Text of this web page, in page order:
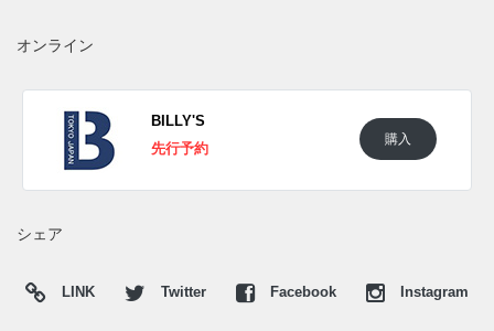
トロゴや、上質なレザーライニングが、その特別感を一層高
めている。
日本国内では2025年6月20日にプーマ取扱店にて発売予定。
価格は15,950円 (税込)。また新たな情報が入り次第、スニー
オンライン
BILLY'S
先行予約
購入
シェア
LINK Twitter Facebook Instagram